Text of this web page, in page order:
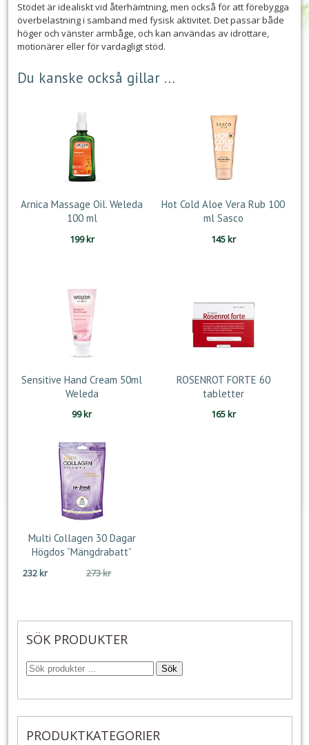
Stödet är idealiskt vid återhämtning, men också för att förebygga
överbelastning i samband med fysisk aktivitet. Det passar både
höger och vänster armbåge, och kan användas av idrottare,
motionärer eller för vardagligt stöd.
Du kanske också gillar …
Arnica Massage Oil. Weleda
100 ml
199kr
Hot Cold Aloe Vera Rub 100
ml Sasco
145kr
Sensitive Hand Cream 50ml
Weleda
99kr
ROSENROT FORTE 60
tabletter
165 kr
Multi Collagen 30 Dagar
Högdos ”Mängdrabatt”
273krDet
232kr
Det
SÖK PRODUKTER
Sök
PRODUKTKATEGORIER